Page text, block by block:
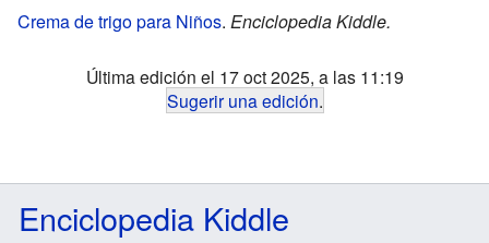
Crema de trigo para Niños. Enciclopedia Kiddle.
Última edición el 17 oct 2025, a las 11:19
Sugerir una edición.
Enciclopedia Kiddle